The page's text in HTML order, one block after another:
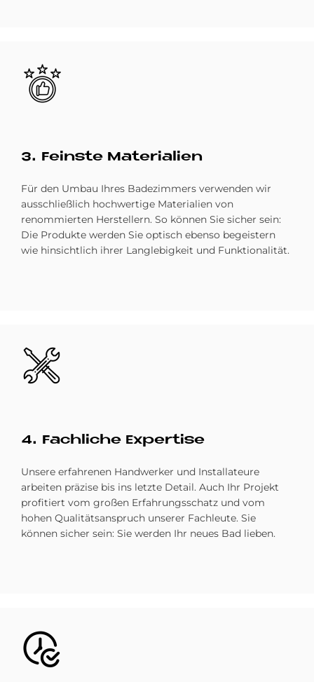
Bild
3. Fein­ste Ma­te­ria­li­en
Für den Umbau Ihres Badezimmers verwenden wir
ausschließlich hochwertige Materialien von
renommierten Herstellern. So können Sie sicher sein:
Die Produkte werden Sie optisch ebenso begeistern
wie hinsichtlich ihrer Langlebigkeit und Funktionalität.
Bild
4. Fach­li­che Ex­per­ti­se
Unsere erfahrenen Handwerker und Installateure
arbeiten präzise bis ins letzte Detail. Auch Ihr Projekt
profitiert vom großen Erfahrungsschatz und vom
hohen Qualitätsanspruch unserer Fachleute. Sie
können sicher sein: Sie werden Ihr neues Bad lieben. ­
Bild